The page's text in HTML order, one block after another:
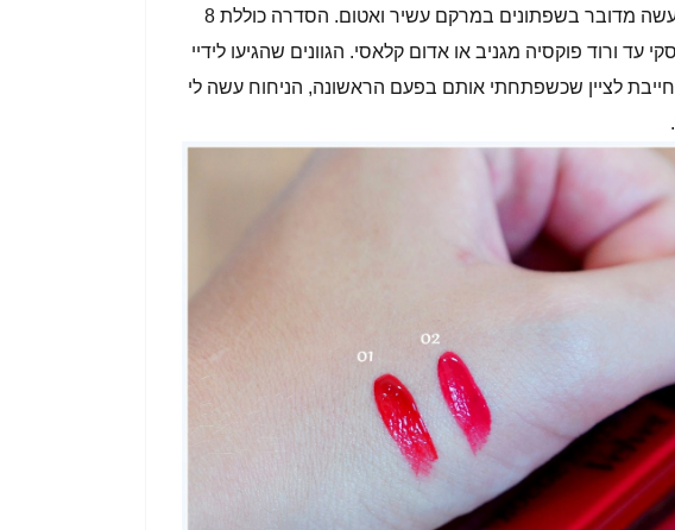
האריזה נראית כמו אריזה של גלוס, אבל למעשה מדובר בשפתונים במרקם עשיר ואטום. הסדרה כוללת 8
עד ורוד פוקסיה מגניב או אדום קלאסי. הגוונים שהגיעו לידיי
"פטל". אני חייבת לציין שכשפתחתי אותם בפעם הראשונה, הניחוח עשה לי